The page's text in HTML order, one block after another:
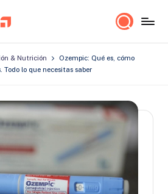
& Nutrición
Ozempic: Qué es, cómo
lo que necesitas saber